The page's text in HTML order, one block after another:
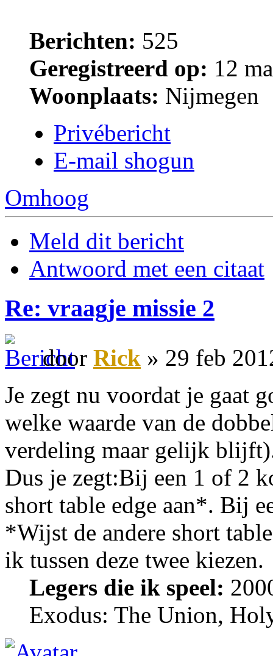
Berichten: 525
Geregistreerd op: 12
Woonplaats: Nijmegen
Privébericht
E-mail shogun
Omhoog
Meld dit bericht
Antwoord met een citaat
Re: vraagje missie 2
door Rick » 29 feb
Je zegt nu voordat je gaat
welke waarde van de
verdeling maar gelijk
Dus je zegt:Bij een 1 of 2
short table edge aan*. Bij
*Wijst de andere short
ik tussen deze twee kiezen.
Legers die ik speel:
Exodus: The Union,